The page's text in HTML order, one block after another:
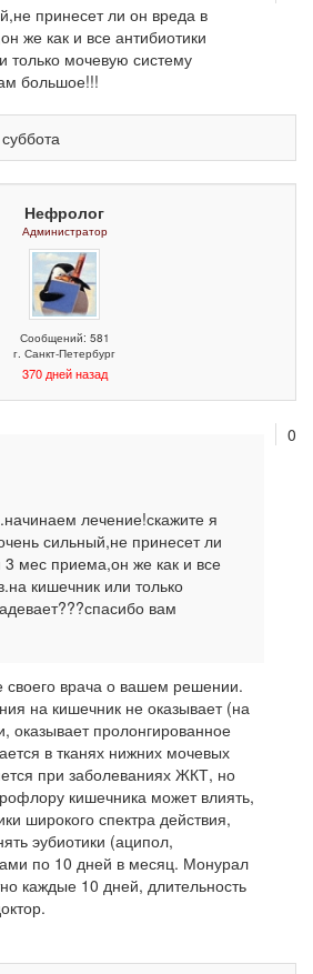
принесет ли он вреда в
же как и все антибиотики
только мочевую систему
большое!!!
Нефролог
Администратор
Сообщений: 581
г. Санкт-Петербург
370 дней назад
0
лечение!скажите я
сильный,не принесет ли
3 мес приема,он же как и все
кишечник или только
вам
своего врача о вашем решении.
на кишечник не оказывает (на
оказывает пролонгированное
в тканях нижних мочевых
при заболеваниях ЖКТ, но
кишечника может влиять,
широкого спектра действия,
эубиотики (аципол,
по 10 дней в месяц. Монурал
каждые 10 дней, длительность